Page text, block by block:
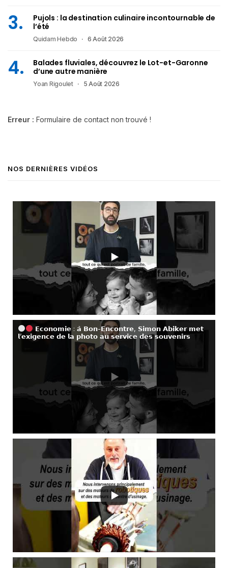
Pujols : la destination culinaire incontournable de
l’été
Quidam Hebdo 6 Août 2026
Balades fluviales, découvrez le Lot-et-Garonne
d’une autre manière
Yoan Rigoulet 5 Août 2026
Erreur : Formulaire de contact non trouvé !
NOS DERNIÈRES VIDÉOS
𝗘𝗰𝗼𝗻𝗼𝗺𝗶𝗲 : 𝗮̀ 𝗕𝗼𝗻-𝗘𝗻𝗰𝗼𝗻𝘁𝗿𝗲, 𝗦𝗶𝗺𝗼𝗻 𝗔𝗯𝗶𝗸𝗲𝗿 𝗺𝗲𝘁
𝗹’𝗲𝘅𝗶𝗴𝗲𝗻𝗰𝗲 𝗱𝗲 𝗹𝗮 𝗽𝗵𝗼𝘁𝗼 𝗮𝘂 𝘀𝗲𝗿𝘃𝗶𝗰𝗲 𝗱𝗲𝘀 𝘀𝗼𝘂𝘃𝗲𝗻𝗶𝗿𝘀